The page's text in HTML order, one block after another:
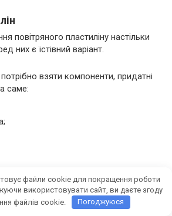
повітряного пластиліну настільки
них є їстівний варіант.
взяти компоненти, придатні
саме:
олії;
файли cookie для покращення роботи
використовувати сайт, ви даєте згоду
файлів cookie.
Погоджуюся